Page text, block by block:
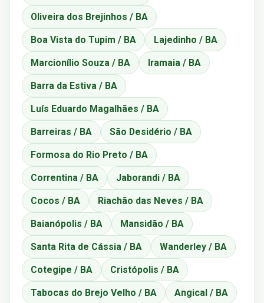
Oliveira dos Brejinhos / BA
Boa Vista do Tupim / BA Lajedinho / BA
Marcionílio Souza / BA Iramaia / BA
Barra da Estiva / BA
Luís Eduardo Magalhães / BA
Barreiras / BA São Desidério / BA
Formosa do Rio Preto / BA
Correntina / BA Jaborandi / BA
Cocos / BA Riachão das Neves / BA
Baianópolis / BA Mansidão / BA
Santa Rita de Cássia / BA Wanderley / BA
Cotegipe / BA Cristópolis / BA
Tabocas do Brejo Velho / BA Angical / BA